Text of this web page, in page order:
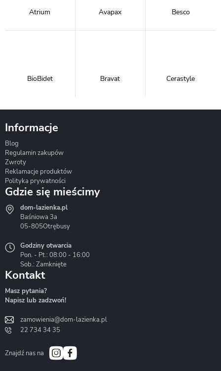
Atrium Avapax Besco
BioBidet Bravat Cerastyle
Hydrostop
Liveno
Bath&Spa
Informacje
Blog
Regulamin zakupów
Zwroty
Reklamacje produktów
Polityka prywatności
Gdzie się mieścimy
dom-lazienka.pl
Baśniowa 3a
05-805Otrębusy
Godziny otwarcia
Pon. - Pt.: 08:00 - 16:00
Sob.: Zamknięte
Kontakt
Masz pytania?
Napisz lub zadzwoń!
zamowienia@dom-lazienka.pl
22 734 34 35
Znajdź nas na